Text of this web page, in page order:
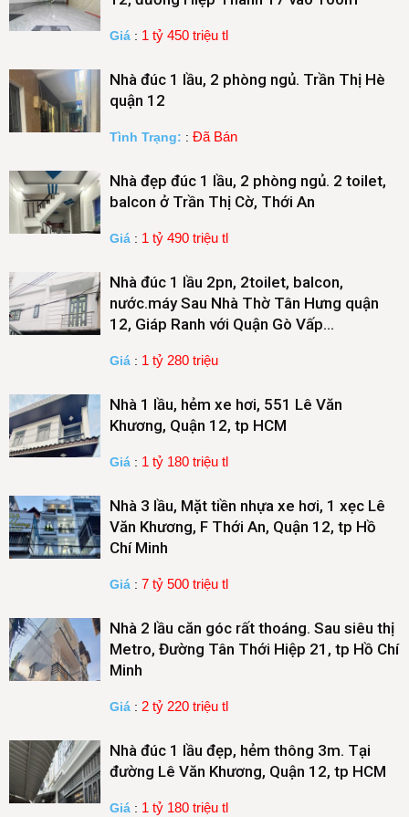
Giá : 1 tỷ 450 triệu tl
Nhà đúc 1 lầu, 2 phòng ngủ. Trần Thị Hè
quận 12
Tình Trạng: : Đã Bán
Nhà đẹp đúc 1 lầu, 2 phòng ngủ. 2 toilet,
balcon ở Trần Thị Cờ, Thới An
Giá : 1 tỷ 490 triệu tl
Nhà đúc 1 lầu 2pn, 2toilet, balcon,
nước.máy Sau Nhà Thờ Tân Hưng quận
12, Giáp Ranh với Quận Gò Vấp…
Giá : 1 tỷ 280 triệu
Nhà 1 lầu, hẻm xe hơi, 551 Lê Văn
Khương, Quận 12, tp HCM
Giá : 1 tỷ 180 triệu tl
Nhà 3 lầu, Mặt tiền nhựa xe hơi, 1 xẹc Lê
Văn Khương, F Thới An, Quận 12, tp Hồ
Chí Minh
Giá : 7 tỷ 500 triệu tl
Nhà 2 lầu căn góc rất thoáng. Sau siêu thị
Metro, Đường Tân Thới Hiệp 21, tp Hồ Chí
Minh
Giá : 2 tỷ 220 triệu tl
Nhà đúc 1 lầu đẹp, hẻm thông 3m. Tại
đường Lê Văn Khương, Quận 12, tp HCM
Giá : 1 tỷ 180 triệu tl